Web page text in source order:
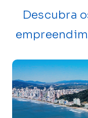
Descubra